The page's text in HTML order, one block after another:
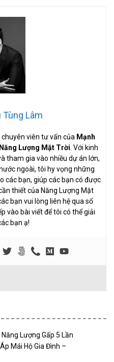
Lâm
chuyên viên tư vấn của Mạnh
Lượng Mặt Trời . Với kinh
tham gia vào nhiều dự án lớn,
ngoài, tôi hy vọng những
các bạn, giúp các bạn có được
thiết của Năng Lượng Mặt
bạn vui lòng liên hệ qua số
vào bài viết để tôi có thể giải
bạn ạ!
Lượng Gấp 5 Lần
Mái Hộ Gia Đình –